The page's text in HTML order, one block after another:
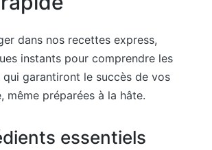
dans nos recettes express,
instants pour comprendre les
garantiront le succès de vos
même préparées à la hâte.
essentiels